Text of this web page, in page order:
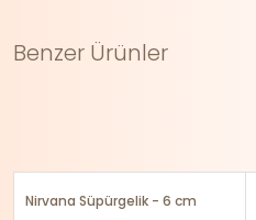
Benzer Ürünler
Nirvana Süpürgelik - 6 cm